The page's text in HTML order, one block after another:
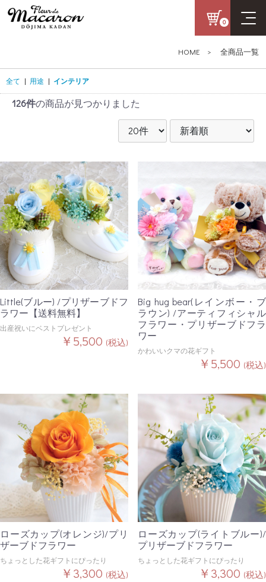
0
HOME> 全商品一覧
全て | 用途 | インテリア
126件の商品が見つかりました
Little(ブルー) /プリザーブドフ
ラワー【送料無料】
出産祝いにベストプレゼント
￥5,500 (税込)
Big hug bear(レインボー・ブ
ラウン) /アーティフィシャル
フラワー・プリザーブドフラ
ワー
かわいいクマの花ギフト
￥5,500 (税込)
ローズカップ(オレンジ)/プリ
ザーブドフラワー
ちょっとした花ギフトにぴったり
￥3,300 (税込)
ローズカップ(ライトブルー)/
プリザーブドフラワー
ちょっとした花ギフトにぴったり
￥3,300 (税込)